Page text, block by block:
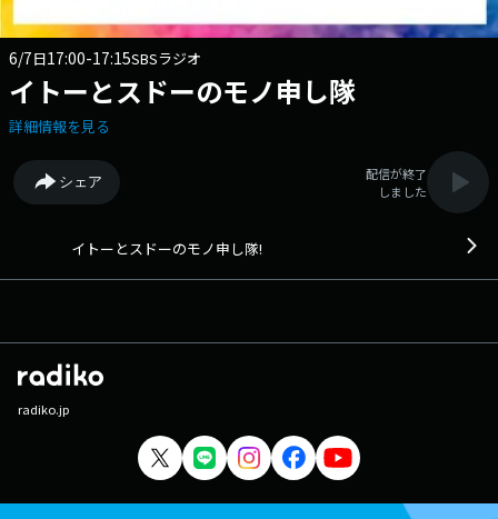
6/7日17:00-17:15SBSラジオ
イトーとスドーのモノ申し隊
詳細情報を見る
シェア
配信が終了
しました
イトーとスドーのモノ申し隊!
radiko.jp